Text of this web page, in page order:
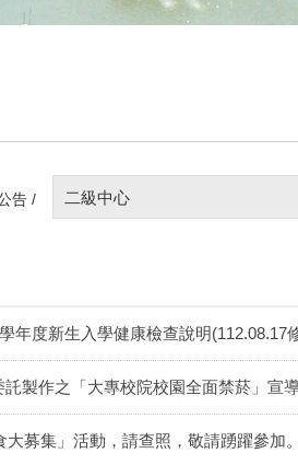
告 / 二級中心
年度新生入學健康檢查說明(112.08.17
託製作之「大專校院校園全面禁菸」
募集」活動，請查照，敬請踴躍參加。